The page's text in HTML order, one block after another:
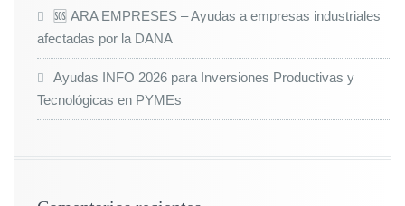
🆘 ARA EMPRESES – Ayudas a empresas industriales
afectadas por la DANA
Ayudas INFO 2026 para Inversiones Productivas y
Tecnológicas en PYMEs